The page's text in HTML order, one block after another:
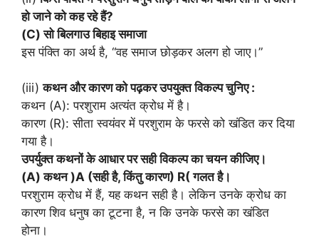
हो जाने को कह रहे हैं?
(C) सो बिलगाउ बिहाइ समाजा
इस पंक्ति का अर्थ है, “वह समाज छोड़कर अलग हो जाए।”
(iii)कथन और कारण को पढ़कर उपयुक्त विकल्प चुनिए :
कथन (A): परशुराम अत्यंत क्रोध में है।
कारण (R): सीता स्वयंवर में परशुराम के फरसे को खंडित कर दिया
गया है।
उपर्युक्त कथनों के आधार पर सही विकल्प का चयन कीजिए।
(A) कथन )A (सही है, किंतु कारण) R( गलत है।
परशुराम क्रोध में हैं, यह कथन सही है। लेकिन उनके क्रोध का
कारण शिव धनुष का टूटना है, न कि उनके फरसे का खंडित
होना।